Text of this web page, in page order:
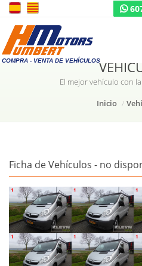
COMPRA - VENTA DE VEHÍCULOS
El mejor vehículo con
Inicio
Ficha de Vehículos - no